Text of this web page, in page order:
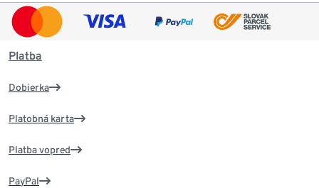
Platba
Dobierka
Platobná karta
Platba vopred
PayPal